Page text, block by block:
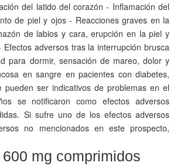
del latido del corazón - Inflamación del
de piel y ojos - Reacciones graves en la
de labios y cara, erupción en la piel y
adversos tras la interrupción brusca
para dormir, sensación de mareo, dolor y
en sangre en pacientes con diabetes,
ser indicativos de problemas en el
se notificaron como efectos adversos
Si sufre uno de los efectos adversos
no mencionados en este prospecto,
mg comprimidos